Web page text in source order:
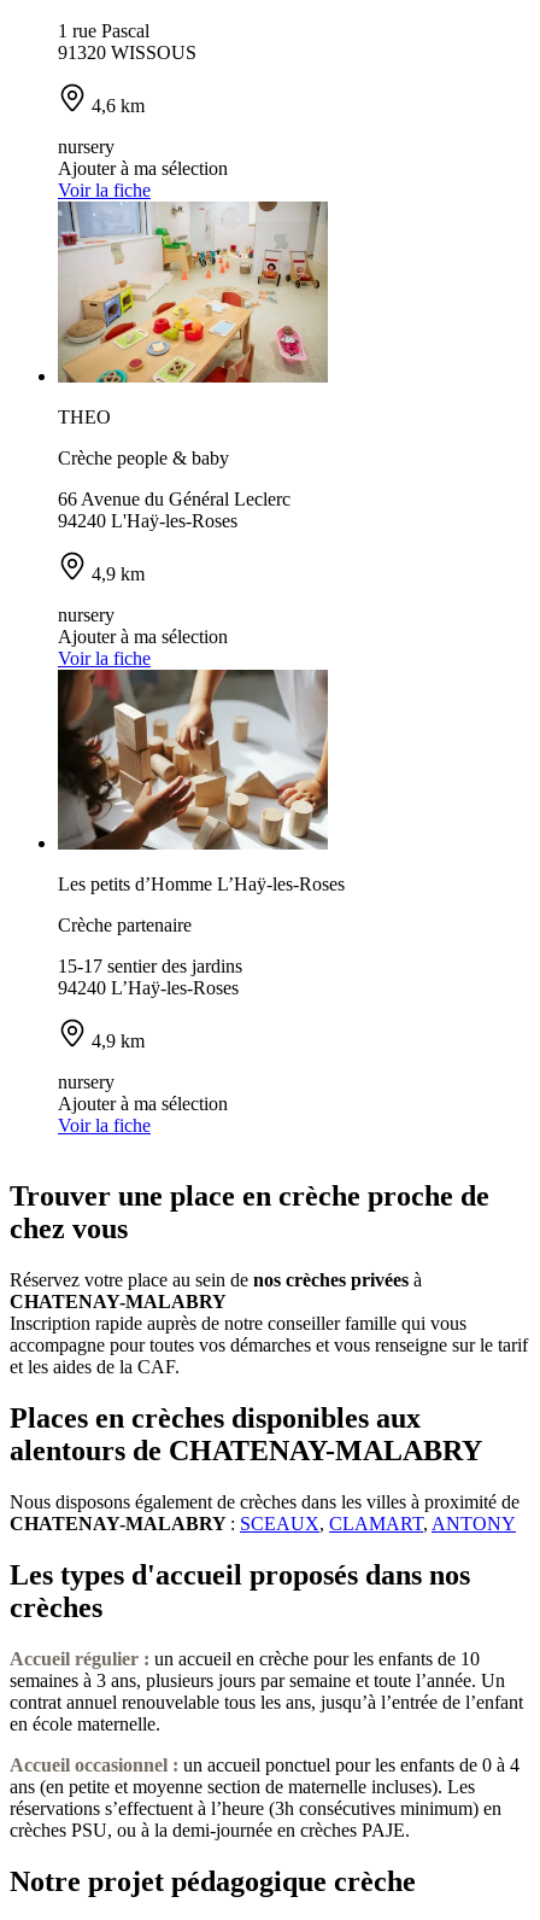
1 rue Pascal
91320 WISSOUS
4,6 km
nursery
Ajouter à ma sélection
Voir la fiche
THEO
Crèche people & baby
66 Avenue du Général Leclerc
94240 L'Haÿ-les-Roses
4,9 km
nursery
Ajouter à ma sélection
Voir la fiche
Les petits d’Homme L’Haÿ-les-Roses
Crèche partenaire
15-17 sentier des jardins
94240 L’Haÿ-les-Roses
4,9 km
nursery
Ajouter à ma sélection
Voir la fiche
Trouver une place en crèche proche de
chez vous
Réservez votre place au sein de nos crèches privées à
CHATENAY-MALABRY
Inscription rapide auprès de notre conseiller famille qui vous
accompagne pour toutes vos démarches et vous renseigne sur le tarif
et les aides de la CAF.
Places en crèches disponibles aux
alentours de CHATENAY-MALABRY
Nous disposons également de crèches dans les villes à proximité de
CHATENAY-MALABRY : SCEAUX, CLAMART, ANTONY
Les types d'accueil proposés dans nos
crèches
Accueil régulier : un accueil en crèche pour les enfants de 10
semaines à 3 ans, plusieurs jours par semaine et toute l’année. Un
contrat annuel renouvelable tous les ans, jusqu’à l’entrée de l’enfant
en école maternelle.
Accueil occasionnel : un accueil ponctuel pour les enfants de 0 à 4
ans (en petite et moyenne section de maternelle incluses). Les
réservations s’effectuent à l’heure (3h consécutives minimum) en
crèches PSU, ou à la demi-journée en crèches PAJE.
Notre projet pédagogique crèche